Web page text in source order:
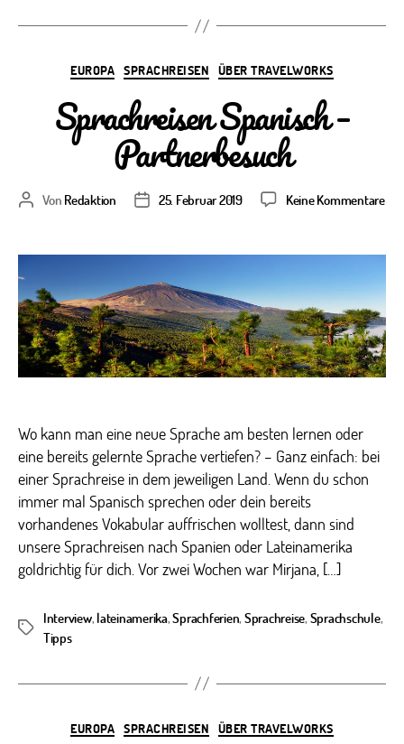
Kategorien
EUROPA SPRACHREISEN ÜBER TRAVELWORKS
Sprachreisen Spanisch –
Partnerbesuch
Beitragsautor
Von Redaktion Veröffentlichungsdatum
25. Februar 2019 Keine Kommentarezu
–
Wo kann man eine neue Sprache am besten lernen oder
eine bereits gelernte Sprache vertiefen? – Ganz einfach: bei
einer Sprachreise in dem jeweiligen Land. Wenn du schon
immer mal Spanisch sprechen oder dein bereits
vorhandenes Vokabular auffrischen wolltest, dann sind
unsere Sprachreisen nach Spanien oder Lateinamerika
goldrichtig für dich. Vor zwei Wochen war Mirjana, […]
Schlagwörter
Interview, lateinamerika,Sprachferien, Sprachreise, Sprachschule,
Tipps
Kategorien
EUROPA SPRACHREISEN ÜBER TRAVELWORKS